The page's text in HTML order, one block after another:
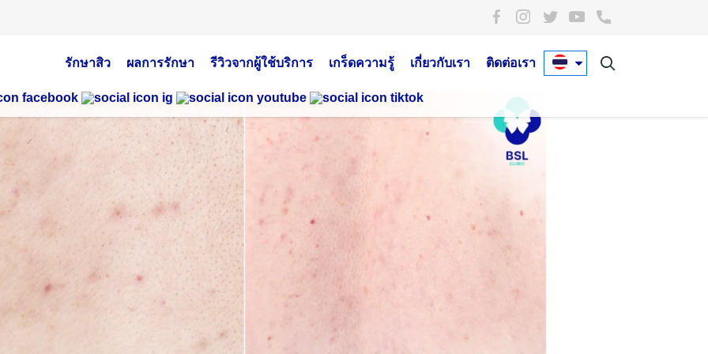
รักษาสิว
ผลการรักษา รีวิวจากผู้ใช้บริการ เกร็ดความรู้ เกี่ยวกับเรา ติดต่อเรา